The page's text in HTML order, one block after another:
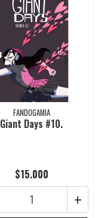
FANDOGAMIA
Giant Days #10.
$15.000
+